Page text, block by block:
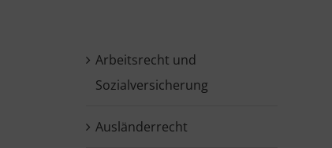
Arbeitsrecht und
Sozialversicherung
Ausländerrecht